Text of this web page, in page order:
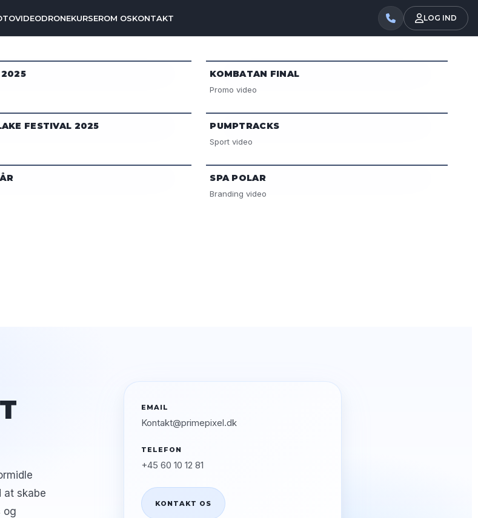
VIDEODRONEKURSEROM OSKONTAKT LOG IND
2025 KOMBATAN FINAL
Promo video
FESTIVAL 2025 PUMPTRACKS
Sport video
SPA POLAR
Branding video
at skabe
og
EMAIL
Kontakt@primepixel.dk
TELEFON
+45 60 10 12 81
KONTAKT OS